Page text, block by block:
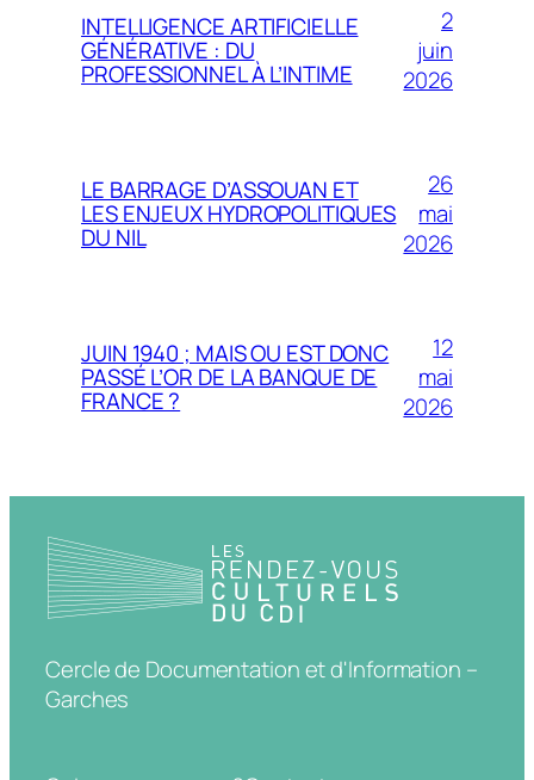
INTELLIGENCE ARTIFICIELLE
GÉNÉRATIVE : DU
PROFESSIONNEL À L’INTIME
2
juin
2026
LE BARRAGE D’ASSOUAN ET
LES ENJEUX HYDROPOLITIQUES
DU NIL
26
mai
2026
JUIN 1940 ; MAIS OU EST DONC
PASSÉ L’OR DE LA BANQUE DE
FRANCE ?
12
mai
2026
Cercle de Documentation et d'Information –
Garches